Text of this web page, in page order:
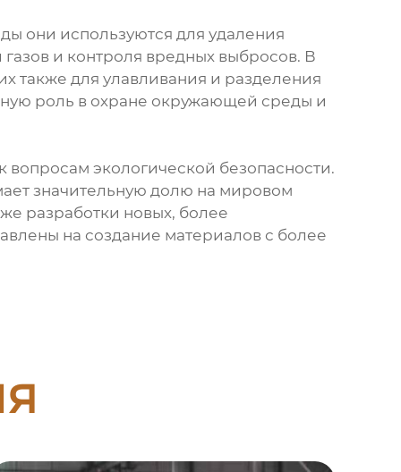
они используются для удаления
и контроля вредных выбросов. В
также для улавливания и разделения
роль в охране окружающей среды и
экологической безопасности.
значительную долю на мировом
разработки новых, более
на создание материалов с более